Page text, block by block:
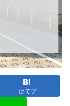
はてブ